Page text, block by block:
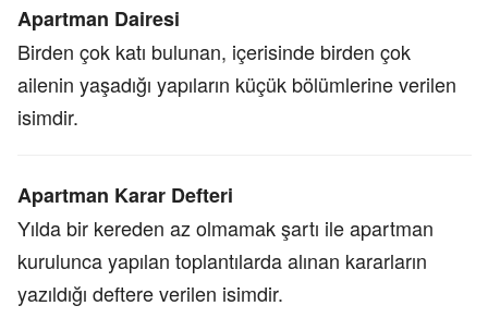
Apartman Dairesi
Birden çok katı bulunan, içerisinde birden çok
ailenin yaşadığı yapıların küçük bölümlerine verilen
isimdir.
Apartman Karar Defteri
Yılda bir kereden az olmamak şartı ile apartman
kurulunca yapılan toplantılarda alınan kararların
yazıldığı deftere verilen isimdir.